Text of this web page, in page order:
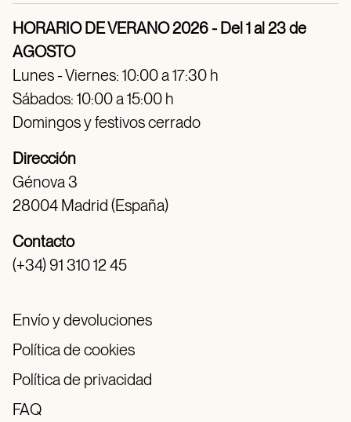
HORARIO DE VERANO 2026 - Del 1 al 23 de
AGOSTO
Lunes - Viernes: 10:00 a 17:30 h
Sábados: 10:00 a 15:00 h
Domingos y festivos cerrado
Dirección
Génova 3
28004 Madrid (España)
Contacto
(+34) 91 310 12 45
Envío y devoluciones
Política de cookies
Política de privacidad
FAQ